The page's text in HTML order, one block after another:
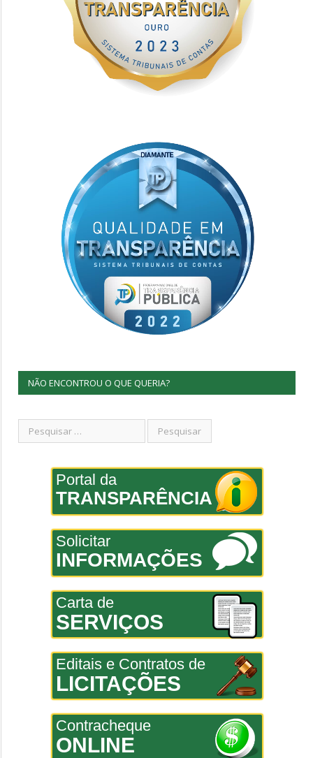
NÃO ENCONTROU O QUE QUERIA?
Portal da
TRANSPARÊNCIA
Solicitar
INFORMAÇÕES
Carta de
SERVIÇOS
Editais e Contratos de
LICITAÇÕES
Contracheque
ONLINE